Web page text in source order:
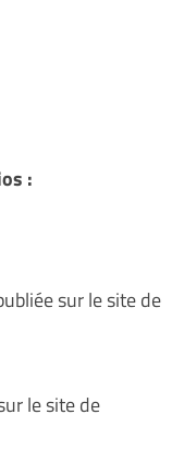
:
sur le site de
le site de